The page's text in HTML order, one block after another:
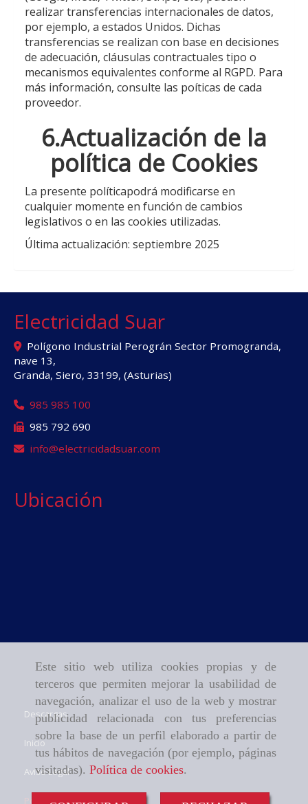
Este sitio web utiliza cookies propias y de
terceros que permiten mejorar la usabilidad de
navegación, analizar el uso de la web y mostrar
publicidad relacionada con tus preferencias
sobre la base de un perfil elaborado a partir de
tus hábitos de navegación (por ejemplo, páginas
visitadas). Política de cookies.
realizar transferencias internacionales de datos,
por ejemplo, a estados Unidos. Dichas
transferencias se realizan con base en decisiones
de adecuación, cláusulas contractuales tipo o
mecanismos equivalentes conforme al RGPD. Para
más información, consulte las poíticas de cada
proveedor.
6.Actualización de la
política de Cookies
La presente políticapodrá modificarse en
cualquier momente en función de cambios
legislativos o en las cookies utilizadas.
Última actualización: septiembre 2025
Electricidad Suar
Polígono Industrial Perográn Sector Promogranda,
nave 13,
Granda, Siero, 33199, (Asturias)
985 985 100
985 792 690
info
electricidadsuar.com
Ubicación
Descargas
Inicio
Aviso Legal
Política de cookies